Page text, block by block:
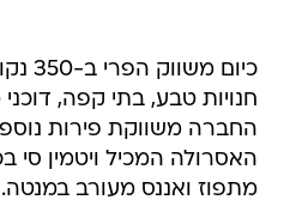
כיום
חנויות טבע, בתי קפה, דוכני
החברה משווקת פירות
מתפוז ואננס מעורב במנטה.